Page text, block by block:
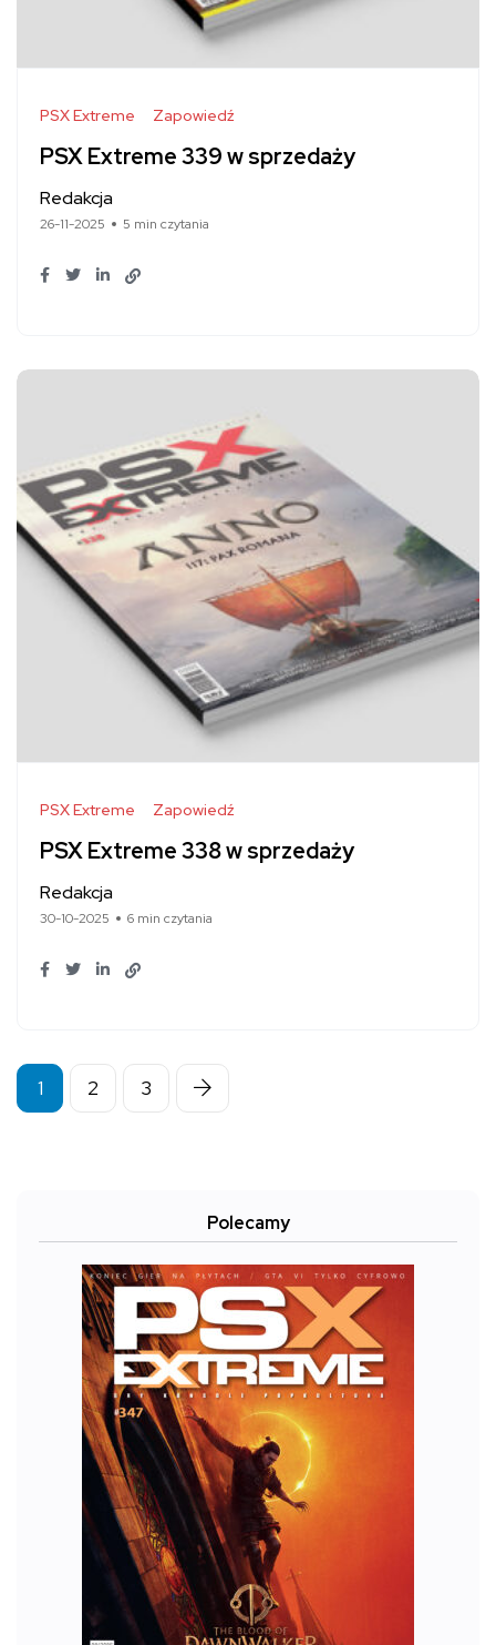
PSX Extreme Zapowiedź
PSX Extreme 339 w sprzedaży
Redakcja
26-11-2025 5 min czytania
PSX Extreme Zapowiedź
PSX Extreme 338 w sprzedaży
Redakcja
30-10-2025 6 min czytania
1 2 3
Polecamy